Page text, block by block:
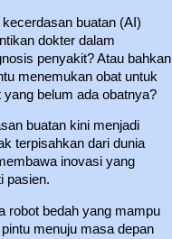
buatan (AI)
dokter dalam
penyakit? Atau bahkan
menemukan obat untuk
yang belum ada obatnya?
buatan kini menjadi
terpisahkan dari dunia
inovasi yang
pasien.
robot bedah yang mampu
menuju masa depan